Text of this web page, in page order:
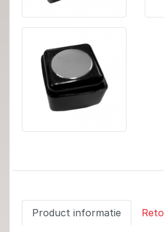
Product informatie